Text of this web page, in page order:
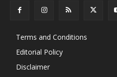
Terms and Conditions
Editorial Policy
Disclaimer